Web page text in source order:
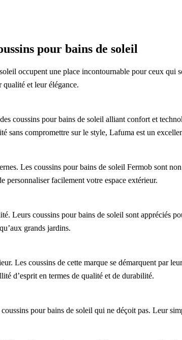
pour bains de soleil
occupent une place incontournable pour ceux
et leur élégance.
coussins pour bains de soleil alliant confort et
sans compromettre sur le style, Lafuma est un
Les coussins pour bains de soleil Fermob sont
personnaliser facilement votre espace extérieur.
Leurs coussins pour bains de soleil sont appréciés
grands jardins.
Les coussins de cette marque se démarquent par
d’esprit en termes de qualité et de durabilité.
pour bains de soleil qui ne déçoit pas. Leur